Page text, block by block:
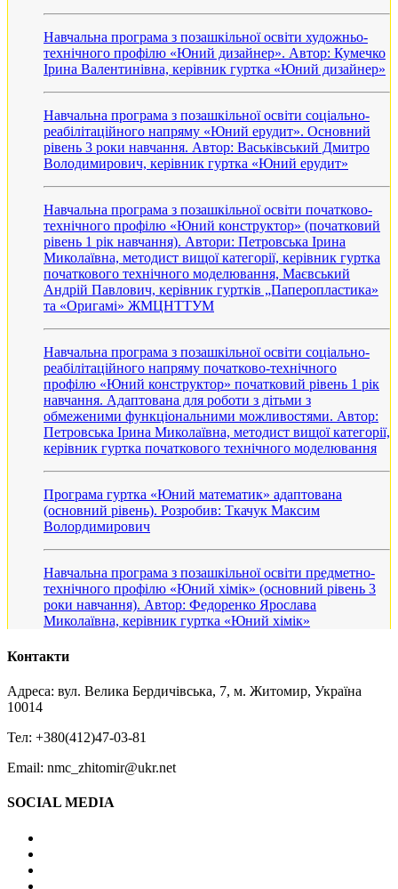
Навчальна програма з позашкільної освіти художньо-
технічного профілю «Юний дизайнер». Автор: Кумечко
Ірина Валентинівна, керівник гуртка «Юний дизайнер»
Навчальна програма з позашкільної освіти соціально-
реабілітаційного напряму «Юний ерудит». Основний
рівень 3 роки навчання. Автор: Васьківський Дмитро
Володимирович, керівник гуртка «Юний ерудит»
Навчальна програма з позашкільної освіти початково-
технічного профілю «Юний конструктор» (початковий
рівень 1 рік навчання). Автори: Петровська Ірина
Миколаївна, методист вищої категорії, керівник гуртка
початкового технічного моделювання, Маєвський
Андрій Павлович, керівник гуртків „Паперопластика»
та «Оригамі» ЖМЦНТТУМ
Навчальна програма з позашкільної освіти соціально-
реабілітаційного напряму початково-технічного
профілю «Юний конструктор» початковий рівень 1 рік
навчання. Адаптована для роботи з дітьми з
обмеженими функціональними можливостями. Автор:
Петровська Ірина Миколаївна, методист вищої категорії,
керівник гуртка початкового технічного моделювання
Програма гуртка «Юний математик» адаптована
(основний рівень). Розробив: Ткачук Максим
Волордимирович
Навчальна програма з позашкільної освіти предметно-
технічного профілю «Юний хімік» (основний рівень 3
роки навчання). Автор: Федоренко Ярослава
Миколаївна, керівник гуртка «Юний хімік»
Контакти
Адреса: вул. Велика Бердичівська, 7, м. Житомир, Україна
10014
Тел: +380(412)47-03-81
Email: nmc_zhitomir@ukr.net
SOCIAL MEDIA